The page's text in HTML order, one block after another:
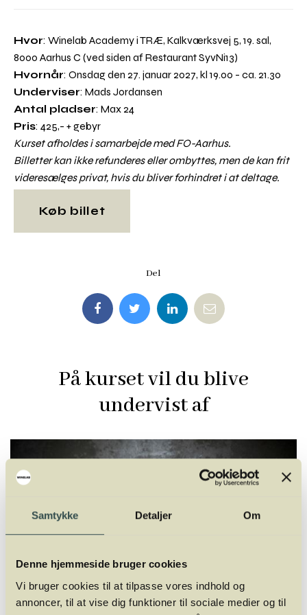
Samtykke Detaljer Om
Denne hjemmeside bruger cookies
Vi bruger cookies til at tilpasse vores indhold og
annoncer, til at vise dig funktioner til sociale medier og til
Hvor: Winelab Academy i TRÆ, Kalkværksvej 5, 19. sal,
8000 Aarhus C (ved siden af Restaurant SyvNi13)
Hvornår: Onsdag den 27. januar 2027, kl 19.00 - ca. 21.30
Underviser: Mads Jordansen
Antal pladser: Max 24
Pris: 425,- + gebyr
Kurset afholdes i samarbejde med FO-Aarhus.
Billetter kan ikke refunderes eller ombyttes, men de kan frit
videresælges privat, hvis du bliver forhindret i at deltage.
Køb billet
Del
På kurset vil du blive
undervist af